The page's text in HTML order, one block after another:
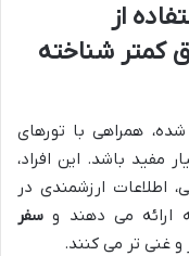
از
کمتر شناخته
همراهی با تورهای
مفید باشد. این افراد،
اطلاعات ارزشمندی در
ارائه می دهند و سفر
و غنی تر می کنند.